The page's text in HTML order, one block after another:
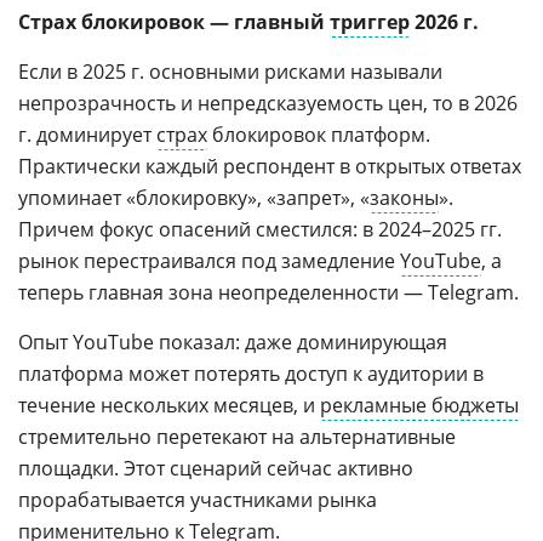
Страх блокировок — главный триггер2026 г.
Если в 2025 г. основными рисками называли
непрозрачность и непредсказуемость цен, то в 2026
г. доминируетстрах блокировок платформ.
Практически каждый респондент в открытых ответах
упоминает «блокировку», «запрет», «законы».
Причем фокус опасений сместился: в 2024–2025 гг.
рынок перестраивался под замедлениеYouTube, а
теперь главная зона неопределенности — Telegram.
Опыт YouTube показал: даже доминирующая
платформа может потерять доступ к аудитории в
течение нескольких месяцев, и рекламные бюджеты
стремительно перетекают на альтернативные
площадки. Этот сценарий сейчас активно
прорабатывается участниками рынка
применительно к Telegram.